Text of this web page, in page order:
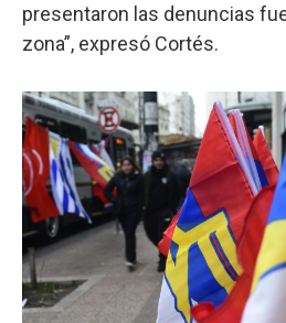
presentaron las denuncias
zona”, expresó Cortés.